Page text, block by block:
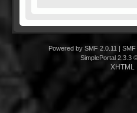
Powered by SMF 2.0.11
SimplePortal 2.3.3
XHTML